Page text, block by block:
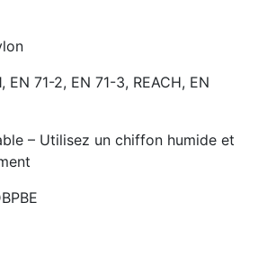
EN 71-2, EN 71-3, REACH, EN
– Utilisez un chiffon humide et